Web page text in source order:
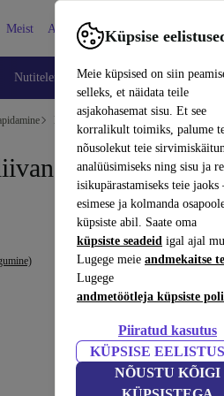
Küpsise
Meie küpsised on siin
selleks, et näidata teile
asjakohasemat sisu. Et see
korralikult toimiks, palume
nõusolekut teie
analüüsimiseks ning sisu ja
isikupärastamiseks teie
esimese ja kolmanda
küpsiste abil. Saate oma
küpsiste seadeid igal ajal
Lugege meie andmekaitse
Lugege
andmetöötleja küpsiste
Piiratud kasutus
KÜPSISE
NÕUSTU KÕIGI
Meist Abi
Nutitelefoni Sülearvutid
Mööbel
vasakul Soffy